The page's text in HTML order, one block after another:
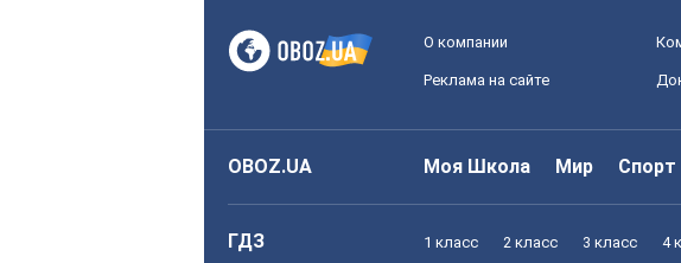
О компании
Реклама на сайте
OBOZ.UA Моя Школа Мир Спорт
ГДЗ 1 класс 2 класс 3 класс 4